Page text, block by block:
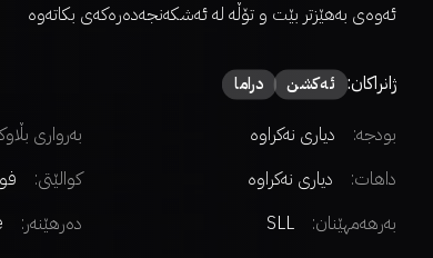
ئەوەی بەهێزتر بێت و تۆڵە لە ئەشکەنجەدەرەکەی بکاتەوە
ژانراکان: ئەكشن دراما
بودجە: دیاری نەکراوە بەرواری
داهات:
دیاری نەکراوە کوالێتی:
بەرهەمهێنان:
SLL دەرهێنەر: